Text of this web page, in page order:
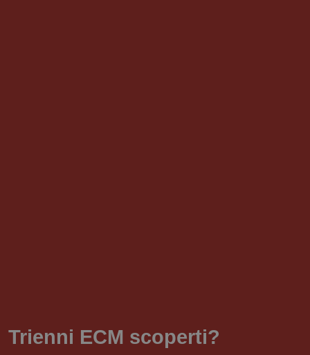
Trienni ECM scoperti?